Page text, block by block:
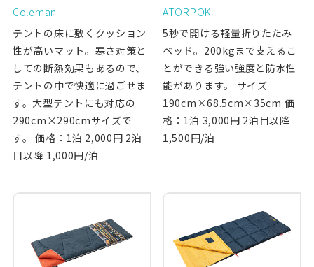
Coleman
テントの床に敷くクッション
性が高いマット。寒さ対策と
しての断熱効果もあるので、
テントの中で快適に過ごせま
す。大型テントにも対応の
290cm×290cmサイズで
す。 価格：1泊 2,000円 2泊
目以降 1,000円/泊
ATORPOK
5秒で開ける軽量折りたたみ
ベッド。200kgまで支えるこ
とができる強い強度と防水性
能があります。 サイズ
190cm×68.5cm×35cm 価
格：1泊 3,000円 2泊目以降
1,500円/泊